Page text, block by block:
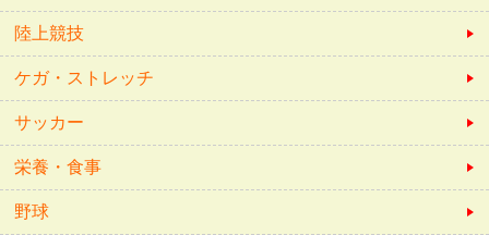
陸上競技
ケガ・ストレッチ
サッカー
栄養・食事
野球